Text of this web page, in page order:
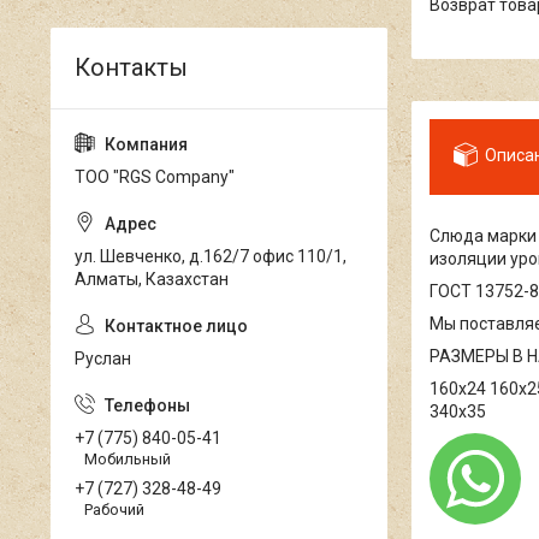
возврат
Слюда марки
изоляции
ГОСТ 13752-
Мы
РАЗМЕРЫ В
160х24
340х35
ТОО "RGS Company"
ул. Шевченко, д.162/7 офис 110/1,
Алматы, Казахстан
Руслан
+7 (775) 840-05-41
Мобильный
+7 (727) 328-48-49
Рабочий